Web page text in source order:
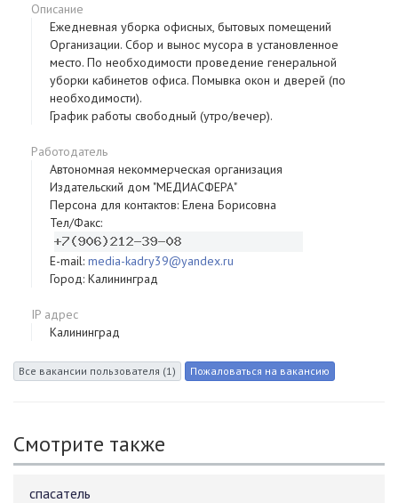
Описание
Ежедневная уборка офисных, бытовых помещений
Организации. Сбор и вынос мусора в установленное
место. По необходимости проведение генеральной
уборки кабинетов офиса. Помывка окон и дверей (по
необходимости).
График работы свободный (утро/вечер).
Работодатель
Автономная некоммерческая организация
Издательский дом "МЕДИАСФЕРА"
Персона для контактов: Елена Борисовна
Тел/Факс:
E-mail: media-kadry39@yandex.ru
Город: Калининград
IP адрес
Калининград
Смотрите также
спасатель